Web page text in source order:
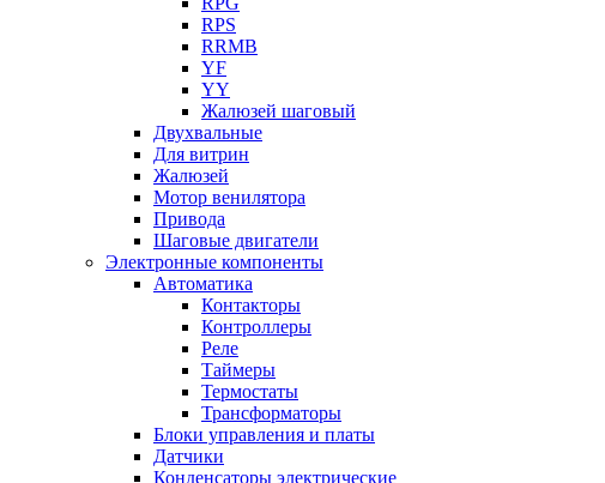
RPS
RRMB
YF
YY
Жалюзей шаговый
Двухвальные
Для витрин
Жалюзей
Мотор венилятора
Привода
Шаговые двигатели
Электронные компоненты
Автоматика
Контакторы
Контроллеры
Реле
Таймеры
Термостаты
Трансформаторы
Блоки управления и платы
Датчики
Конденсаторы электрические